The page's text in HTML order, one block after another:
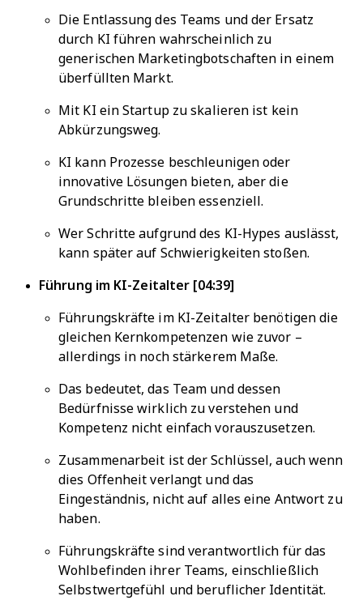
Die Entlassung des Teams und der Ersatz
durch KI führen wahrscheinlich zu
generischen Marketingbotschaften in einem
überfüllten Markt.
Mit KI ein Startup zu skalieren ist kein
Abkürzungsweg.
KI kann Prozesse beschleunigen oder
innovative Lösungen bieten, aber die
Grundschritte bleiben essenziell.
Wer Schritte aufgrund des KI-Hypes auslässt,
kann später auf Schwierigkeiten stoßen.
Führung im KI-Zeitalter [04:39]
Führungskräfte im KI-Zeitalter benötigen die
gleichen Kernkompetenzen wie zuvor –
allerdings in noch stärkerem Maße.
Das bedeutet, das Team und dessen
Bedürfnisse wirklich zu verstehen und
Kompetenz nicht einfach vorauszusetzen.
Zusammenarbeit ist der Schlüssel, auch wenn
dies Offenheit verlangt und das
Eingeständnis, nicht auf alles eine Antwort zu
haben.
Führungskräfte sind verantwortlich für das
Wohlbefinden ihrer Teams, einschließlich
Selbstwertgefühl und beruflicher Identität.